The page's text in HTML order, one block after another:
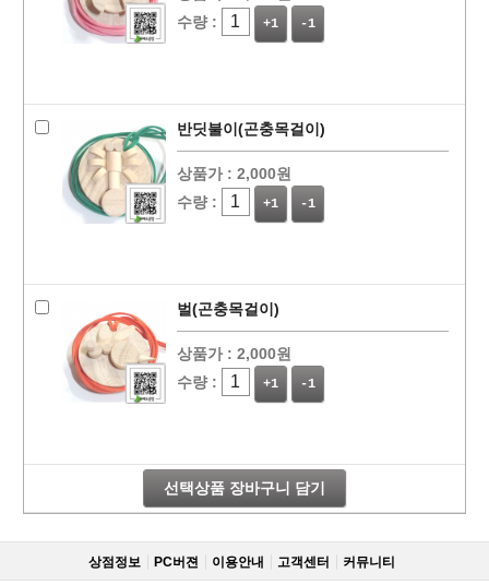
수량 :
+1 -1
반딧불이(곤충목걸이)
상품가 : 2,000원
수량 :
+1 -1
벌(곤충목걸이)
상품가 : 2,000원
수량 :
+1 -1
선택상품 장바구니 담기
상점정보 PC버젼 이용안내 고객센터 커뮤니티